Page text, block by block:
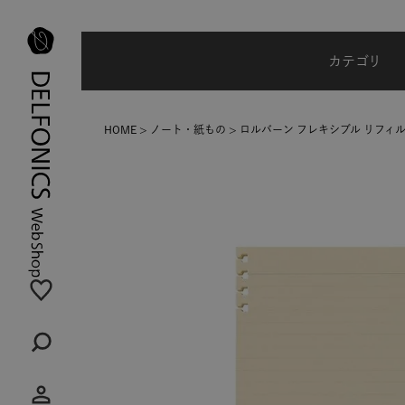
カテゴリ
HOME ノート・紙もの ロルバーン フレキシブル リフィ